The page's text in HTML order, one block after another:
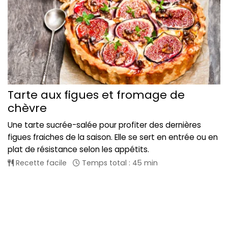
Tarte aux figues et fromage de
chèvre
Une tarte sucrée-salée pour profiter des dernières
figues fraiches de la saison. Elle se sert en entrée ou en
plat de résistance selon les appétits.
Recette facile Temps total : 45 min